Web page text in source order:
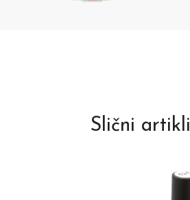
Slični artikli